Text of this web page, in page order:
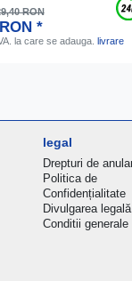
RON
*
la care se adauga. livrare
legal
Drepturi de
Politica de
Confidențialitate
Divulgarea legală
Conditii generale